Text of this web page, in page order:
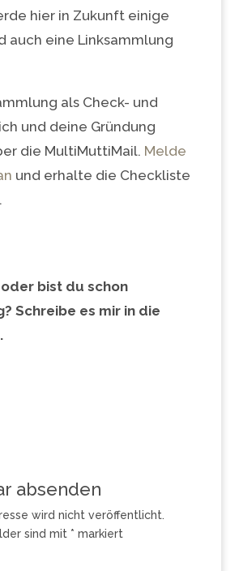
hier in Zukunft einige
auch eine Linksammlung
als Check- und
und deine Gründung
die MultiMuttiMail. Melde
und erhalte die Checkliste
bist du schon
Schreibe es mir in die
absenden
wird nicht veröffentlicht.
sind mit * markiert